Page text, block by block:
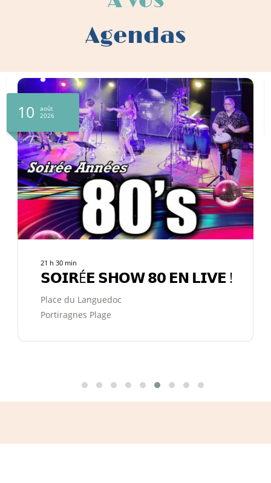
Agendas
12
août
2026
10 h 00 min
VISITES GUIDÉES I Partez à la
découverte de Portiragnes
Musée Jean Saluste